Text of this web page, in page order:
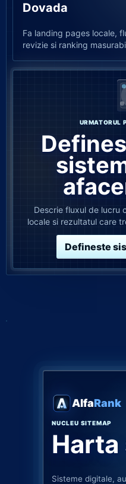
Dovada
Fa landing pages locale,
revizie si ranking
URMATORUL
Descrie fluxul de lucru
locale si rezultatul care
Defineste
AlfaRank
NUCLEU SITEMAP
Sisteme digitale,